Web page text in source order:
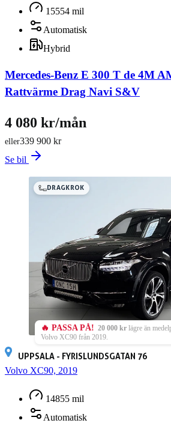
15554 mil
Automatisk
Hybrid
Mercedes-Benz E 300 T de 4M
Rattvärme Drag Navi S&V
339 900 kr
eller
4 080 kr/mån
Se bil
DRAGKROK
🔥 PASSA PÅ! 20 000 kr lägre än
Volvo XC90 från 2019.
UPPSALA - FYRISLUNDSGATAN 76
Volvo XC90, 2019
14855 mil
Automatisk